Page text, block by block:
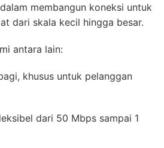
membangun koneksi untuk
dari skala kecil hingga besar.
antara lain:
khusus untuk pelanggan
dari 50 Mbps sampai 1